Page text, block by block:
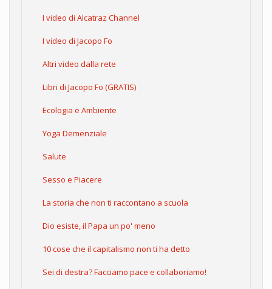
I video di Alcatraz Channel
I video di Jacopo Fo
Altri video dalla rete
Libri di Jacopo Fo (GRATIS)
Ecologia e Ambiente
Yoga Demenziale
Salute
Sesso e Piacere
La storia che non ti raccontano a scuola
Dio esiste, il Papa un po' meno
10 cose che il capitalismo non ti ha detto
Sei di destra? Facciamo pace e collaboriamo!